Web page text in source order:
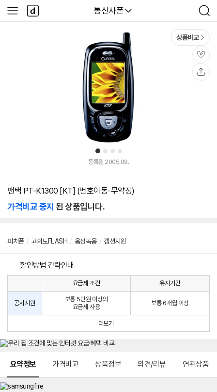
다나와
통신사폰
검
색
사
이
다
나
와
1 2 3 4
상품비교
관
심
등록월 2005.08.
팬택 PT-K1300 [KT] (번호이동-무약정)
가격비교 중지 된 상품입니다.
피처폰 / 고휘도FLASH / 음성녹음 / 캡션지원
할인방법 간략안내
원
선
택
약
정
사
인
법
요금제 조건 유지기간
공시지원
보통 5만원 이상의
요금제 사용
보통 6개월 이상
더보기
요약정보 가격비교 상품정보 의견/리뷰 연관상품